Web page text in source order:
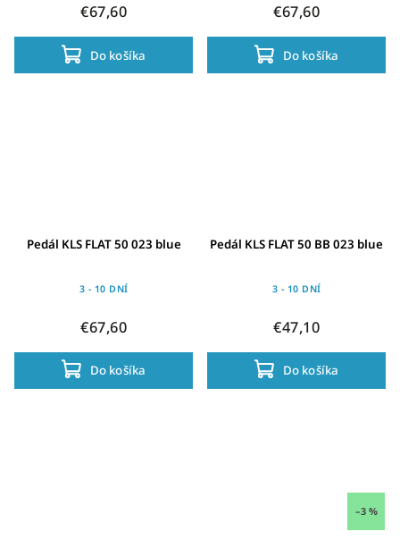
€67,60
Do košíka
€67,60
Do košíka
Pedál KLS FLAT 50 023 blue
3 - 10 DNÍ
€67,60
Do košíka
Pedál KLS FLAT 50 BB 023 blue
3 - 10 DNÍ
€47,10
Do košíka
–3 %